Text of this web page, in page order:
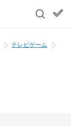
テレビゲーム